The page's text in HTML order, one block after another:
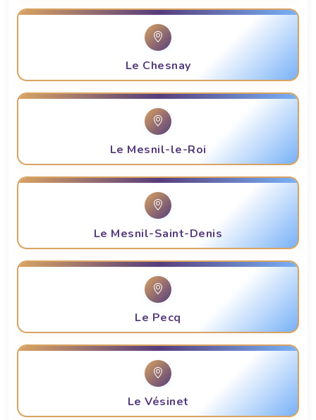
Le Chesnay
Le Mesnil-le-Roi
Le Mesnil-Saint-Denis
Le Pecq
Le Vésinet